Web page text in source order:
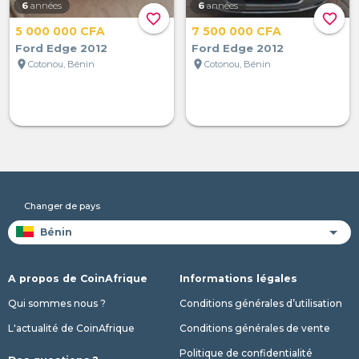
favorite_border
6 années
5 000 000 CFA
Ford Edge 2012
location_on Cotonou, Bénin
favorite_border
6 années
7 500 000 CFA
Ford Edge 2012
location_on Cotonou, Bénin
Changer de pays
A propos de CoinAfrique
Qui sommes nous ?
L'actualité de CoinAfrique
Informations légales
Conditions générales d’utilisation
Conditions générales de vente
Politique de confidentialité